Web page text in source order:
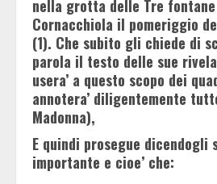
nella grotta delle Tre
Cornacchiola il pomeriggio
(1). Che subito gli chiede di
parola il testo delle sue
usera’ a questo scopo dei
annotera’ diligentemente
Madonna),
E quindi prosegue
importante e cioe’ che: